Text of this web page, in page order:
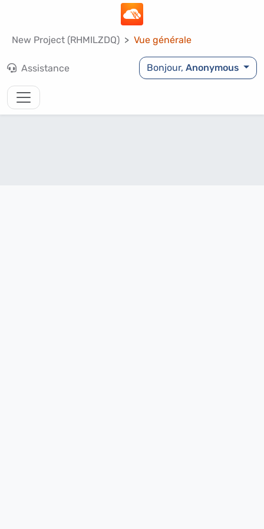
New Project (RHMILZDQ) Vue générale
Assistance Bonjour,Anonymous